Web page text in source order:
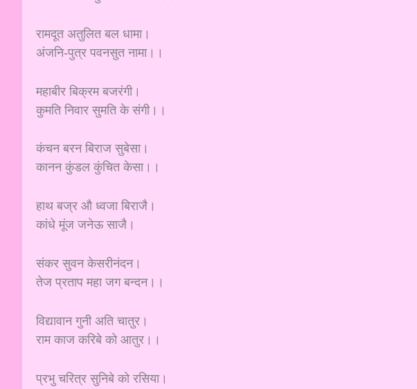
रामदूत अतुलित बल धामा।
अंजनि-पुत्र पवनसुत नामा।।
महाबीर बिक्रम बजरंगी।
कुमति निवार सुमति के संगी।।
कंचन बरन बिराज सुबेसा।
कानन कुंडल कुंचित केसा।।
हाथ बज्र औ ध्वजा बिराजै।
कांधे मूंज जनेऊ साजै।
संकर सुवन केसरीनंदन।
तेज प्रताप महा जग बन्दन।।
विद्यावान गुनी अति चातुर।
राम काज करिबे को आतुर।।
प्रभु चरित्र सुनिबे को रसिया।